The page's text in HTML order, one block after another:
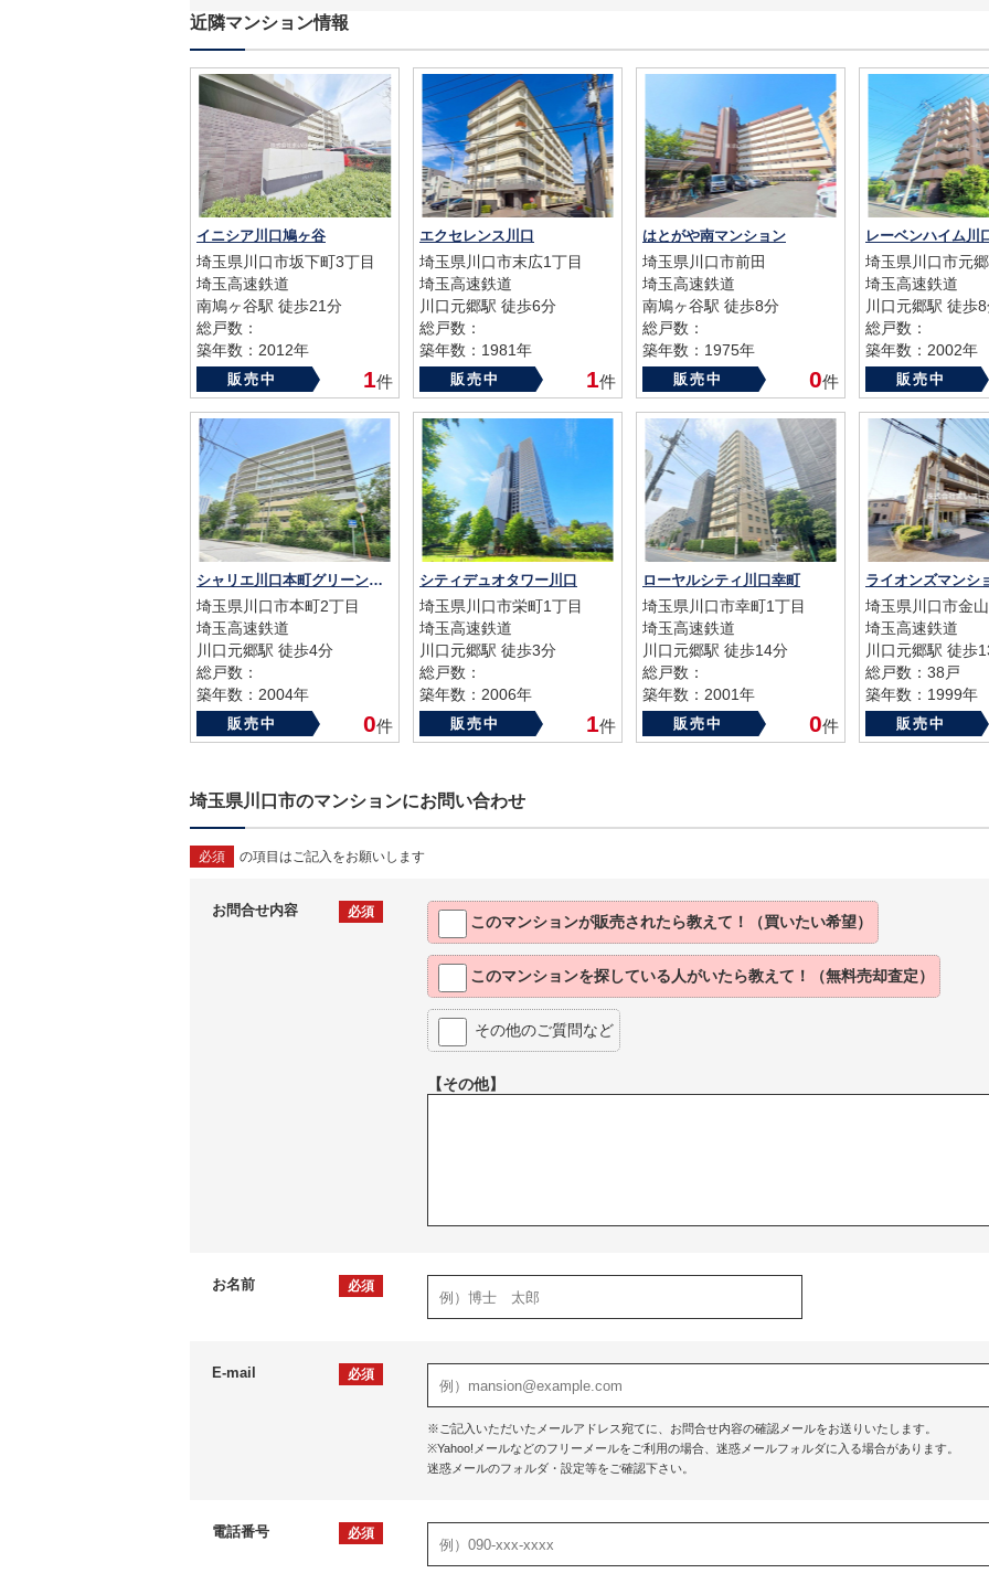
近隣マンション情報
イニシア川口鳩ヶ谷
埼玉県川口市坂下町3丁目
埼玉高速鉄道
南鳩ヶ谷駅 徒歩21分
総戸数：
築年数：2012年
販売中 1件
エクセレンス川口
埼玉県川口市末広1丁目
埼玉高速鉄道
川口元郷駅 徒歩6分
総戸数：
築年数：1981年
販売中 1件
はとがや南マンション
埼玉県川口市前田
埼玉高速鉄道
南鳩ヶ谷駅 徒歩8分
総戸数：
築年数：1975年
販売中 0件
埼玉県川口市元
埼玉高速鉄道
川口元郷駅 徒歩
総戸数：
築年数：2002年
販売中
シャリエ川口本町グリーンマークス
埼玉県川口市本町2丁目
埼玉高速鉄道
川口元郷駅 徒歩4分
総戸数：
築年数：2004年
販売中 0件
シティデュオタワー川口
埼玉県川口市栄町1丁目
埼玉高速鉄道
川口元郷駅 徒歩3分
総戸数：
築年数：2006年
販売中 1件
ローヤルシティ川口幸町
埼玉県川口市幸町1丁目
埼玉高速鉄道
川口元郷駅 徒歩14分
総戸数：
築年数：2001年
販売中 0件
ライオンズマンシ
埼玉県川口市金
埼玉高速鉄道
川口元郷駅 徒歩
総戸数：38戸
築年数：1999年
販売中
埼玉県川口市のマンションにお問い合わせ
必須 の項目はご記入をお願いします
お問合せ内容 必須
このマンションが販売されたら教えて！（買いたい希望）
このマンションを探している人がいたら教えて！（無料売却査定）
その他のご質問など
【その他】
お名前 必須
E-mail 必須
※ご記入いただいたメールアドレス宛てに、お問合せ内容の確認メールをお送りいたします。
※Yahoo!メールなどのフリーメールをご利用の場合、迷惑メールフォルダに入る場合があります。
迷惑メールのフォルダ・設定等をご確認下さい。
電話番号 必須